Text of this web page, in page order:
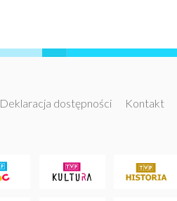
Deklaracja dostępności Kontakt